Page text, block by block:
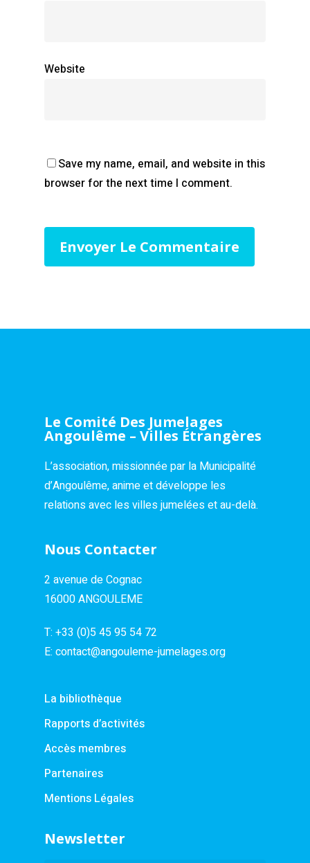
Website
Save my name, email, and website in this
browser for the next time I comment.
Le Comité Des Jumelages
Angoulême – Villes Étrangères
L’association, missionnée par la Municipalité
d’Angoulême, anime et développe les
relations avec les villes jumelées et au-delà.
Nous Contacter
2 avenue de Cognac
16000 ANGOULEME
T: +33 (0)5 45 95 54 72
E: contact@angouleme-jumelages.org
La bibliothèque
Rapports d’activités
Accès membres
Partenaires
Mentions Légales
Newsletter